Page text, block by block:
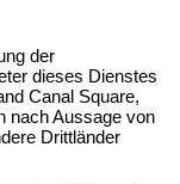
der
dieses Dienstes
Canal Square,
nach Aussage von
Drittländer